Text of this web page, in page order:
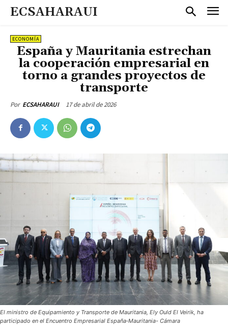
ECSAHARAUI
ECONOMÍA
España y Mauritania estrechan
la cooperación empresarial en
torno a grandes proyectos de
transporte
Por ECSAHARAUI 17 de abril de 2026
El ministro de Equipamiento y Transporte de Mauritania, Ely Ould El Veirik, ha
participado en el Encuentro Empresarial España‑Mauritania- Cámara